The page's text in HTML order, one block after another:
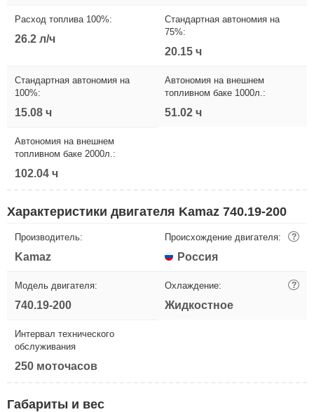
Расход топлива 100%:
26.2 л/ч
Стандартная автономия на
75%:
20.15 ч
Стандартная автономия на
100%:
15.08 ч
Автономия на внешнем
топливном баке 1000л.:
51.02 ч
Автономия на внешнем
топливном баке 2000л.:
102.04 ч
Характеристики двигателя Kamaz 740.19-200
Производитель:
Kamaz
Происхождение двигателя: ?
Россия
Модель двигателя:
740.19-200
Охлаждение: ?
Жидкостное
Интервал технического
обслуживания
250 моточасов
Габариты и вес